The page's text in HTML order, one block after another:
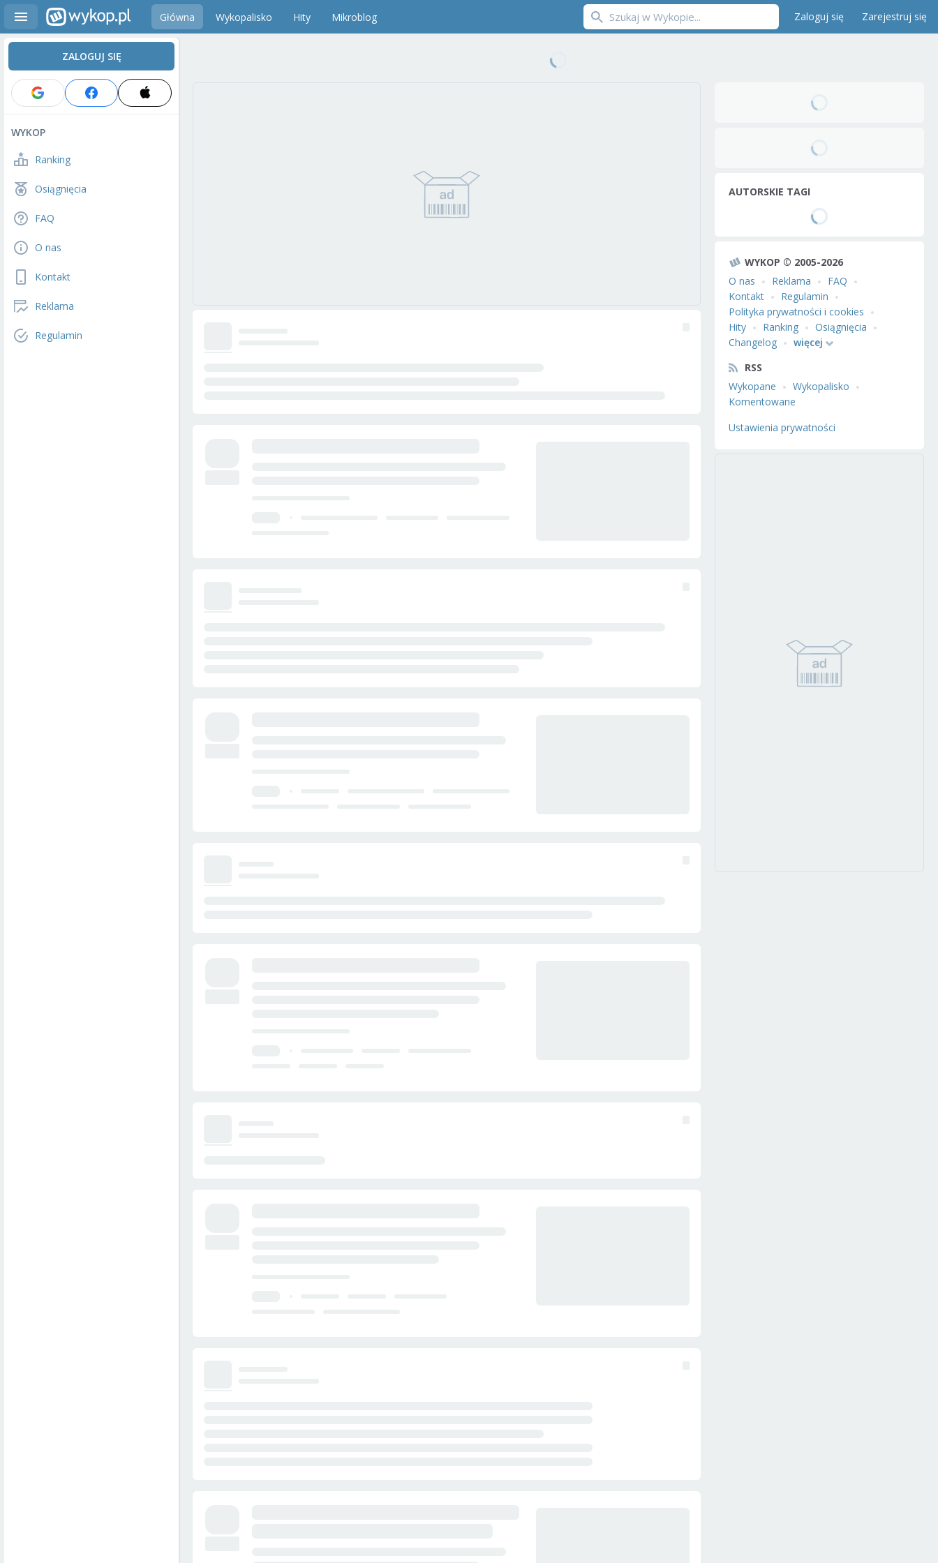
Główna Wykopalisko Hity Mikroblog Zaloguj się Zarejestruj się
ZALOGUJ SIĘ
WYKOP
Ranking
Osiągnięcia
FAQ
O nas
Kontakt
Reklama
Regulamin
AUTORSKIE TAGI
WYKOP © 2005-2026
O nas
Reklama
FAQ
Kontakt
Regulamin
Polityka prywatności i cookies
Hity
Ranking
Osiągnięcia
Changelog
więcej
RSS
Wykopane
Wykopalisko
Komentowane
Ustawienia prywatności